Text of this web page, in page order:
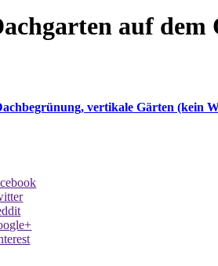
auf
vertikale Gärten (kein